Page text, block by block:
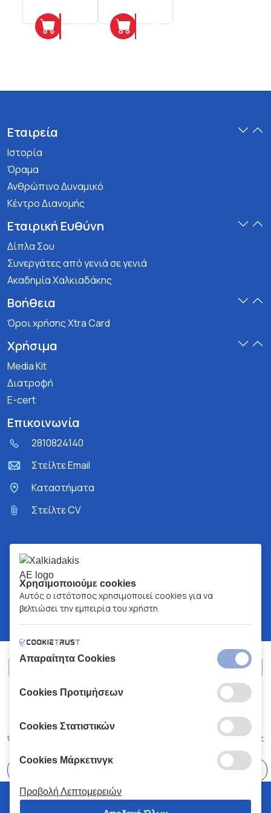
Προσθήκη Προσθήκη
Εταιρεία
Ιστορία
Όραμα
Ανθρώπινο Δυναμικό
Κέντρο Διανομής
Εταιρική Ευθύνη
Δίπλα Σου
Συνεργάτες από γενιά σε γενιά
Ακαδημία Χαλκιαδάκης
Βοήθεια
Όροι χρήσης Xtra Card
Χρήσιμα
Media Kit
Διατροφή
E-cert
Επικοινωνία
2810824140
Στείλτε Email
Kαταστήματα
Στείλτε CV
ΧΑΛΚΙΑΔΑΚΗΣ Α.Ε.
Όροι και Προϋποθέσεις Κώδικας Δεοντολογίας
© 2026 Χαλκιαδάκης all rights reserved
Χρησιμοποιούμε cookies
Αυτός ο ιστότοπος χρησιμοποιεί cookies για να
βελτιώσει την εμπειρία του χρήστη.
Απαραίτητα Cookies
Cookies Προτιμήσεων
Cookies Στατιστικών
Cookies Μάρκετινγκ
Προβολή Λεπτομερειών